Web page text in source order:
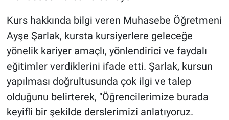
Kurs hakkında bilgi veren Muhasebe Öğretmeni
Ayşe Şarlak, kursta kursiyerlere geleceğe
yönelik kariyer amaçlı, yönlendirici ve faydalı
eğitimler verdiklerini ifade etti. Şarlak, kursun
yapılması doğrultusunda çok ilgi ve talep
olduğunu belirterek, "Öğrencilerimize burada
keyifli bir şekilde derslerimizi anlatıyoruz.